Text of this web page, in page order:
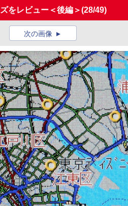
をレビュー＜後編＞(28/49)
次の画像